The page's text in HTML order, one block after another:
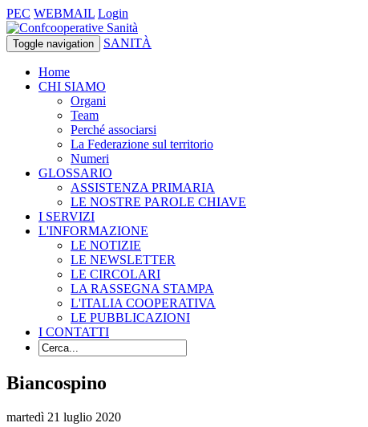
PEC WEBMAIL Login
Toggle navigation SANITÀ
Home
CHI SIAMO
Organi
Team
Perché associarsi
La Federazione sul territorio
Numeri
GLOSSARIO
ASSISTENZA PRIMARIA
LE NOSTRE PAROLE CHIAVE
I SERVIZI
L'INFORMAZIONE
LE NOTIZIE
LE NEWSLETTER
LE CIRCOLARI
LA RASSEGNA STAMPA
L'ITALIA COOPERATIVA
LE PUBBLICAZIONI
I CONTATTI
Biancospino
martedì 21 luglio 2020